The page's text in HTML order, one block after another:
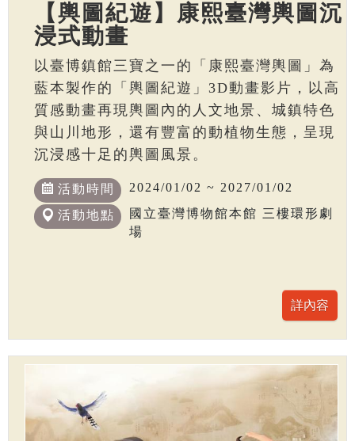
【輿圖紀遊】康熙臺灣輿圖沉
浸式動畫
以臺博鎮館三寶之一的「康熙臺灣輿圖」為
藍本製作的「輿圖紀遊」3D動畫影片，以高
質感動畫再現輿圖內的人文地景、城鎮特色
與山川地形，還有豐富的動植物生態，呈現
沉浸感十足的輿圖風景。
活動時間 2024/01/02 ~ 2027/01/02
活動地點
國立臺灣博物館本館 三樓環形劇
場